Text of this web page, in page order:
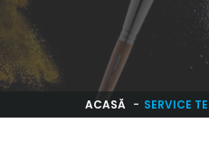
ACASĂ SERVICE